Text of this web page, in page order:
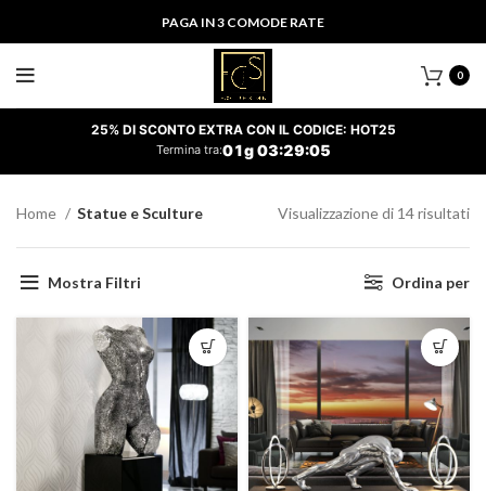
PAGA IN 3 COMODE RATE
0
25% DI SCONTO EXTRA CON IL CODICE: HOT25
Termina tra:01g03:29:05
Home Statue e Sculture Visualizzazione di 14 risultati
al
Mostra Filtri Ordina per